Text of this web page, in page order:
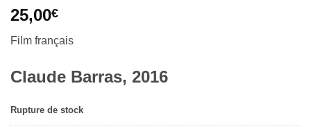
25,00€
Film français
Claude Barras, 2016
Rupture de stock